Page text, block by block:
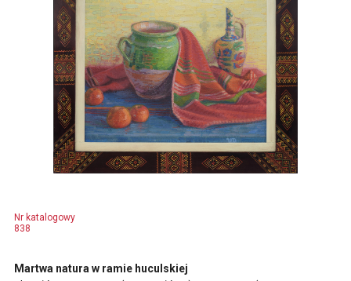
Nr katalogowy
838
Martwa natura w ramie huculskiej